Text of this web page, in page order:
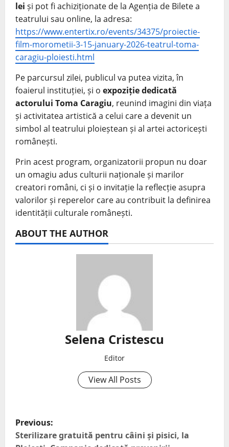
lei și pot fi achiziționate de la Agenția de Bilete a
teatrului sau online, la adresa:
https://www.entertix.ro/events/34375/proiectie-
film-morometii-3-15-january-2026-teatrul-toma-
caragiu-ploiesti.html
Pe parcursul zilei, publicul va putea vizita, în
foaierul instituției, și o expoziție dedicată
actorului Toma Caragiu, reunind imagini din viața
și activitatea artistică a celui care a devenit un
simbol al teatrului ploieștean și al artei actoricești
românești.
Prin acest program, organizatorii propun nu doar
un omagiu adus culturii naționale și marilor
creatori români, ci și o invitație la reflecție asupra
valorilor și reperelor care au contribuit la definirea
identității culturale românești.
ABOUT THE AUTHOR
Selena Cristescu
Editor
View All Posts
Previous:
Sterilizare gratuită pentru câini și pisici, la